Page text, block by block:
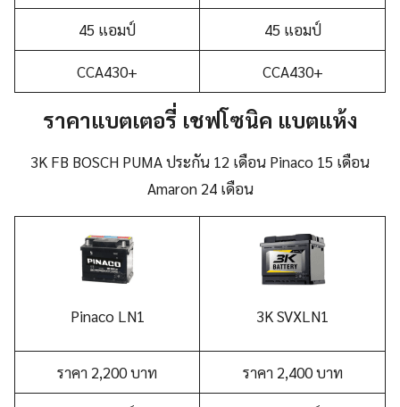
45 แอมป์ 45 แอมป์
CCA430+ CCA430+
ราคาแบตเตอรี่ เชฟโซนิค แบตแห้ง
3K FB BOSCH PUMA ประกัน 12 เดือน Pinaco 15 เดือน
Amaron 24 เดือน
Pinaco LN1 3K SVXLN1
ราคา 2,200 บาท ราคา 2,400 บาท